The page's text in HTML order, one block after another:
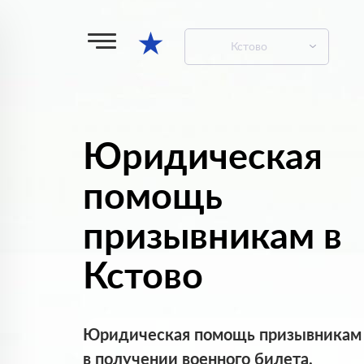
★ Кстово
Юридическая
помощь
призывникам в
Кстово
Юридическая помощь призывникам
в получении военного билета.